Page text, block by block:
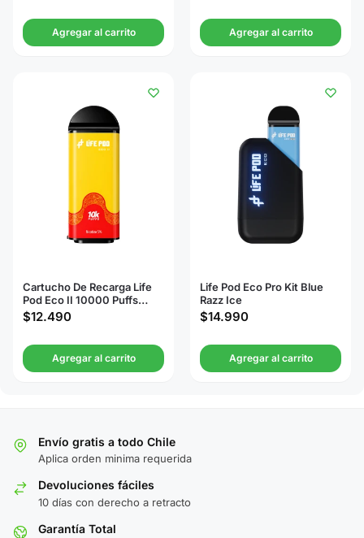
Agregar al carrito Agregar al carrito
Cartucho De Recarga Life
Pod Eco II 10000 Puffs
Summer Love
$12.490
Agregar al carrito
Life Pod Eco Pro Kit Blue
Razz Ice
$14.990
Agregar al carrito
Envío gratis a todo Chile
Aplica orden minima requerida
Devoluciones fáciles
10 días con derecho a retracto
Garantía Total